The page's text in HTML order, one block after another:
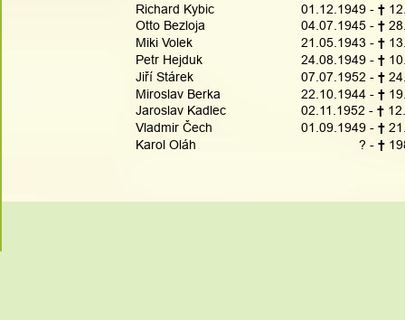
Richard Kybic
Otto Bezloja
Miki Volek
Petr Hejduk
Jiří Stárek
Miroslav Berka
Jaroslav Kadlec
Vladmir Čech
Karol Oláh
01.12.1949 - †
04.07.1945 - †
21.05.1943 - †
24.08.1949 - †
07.07.1952 - †
22.10.1944 - †
02.11.1952 - †
01.09.1949 - †
                ? -
†